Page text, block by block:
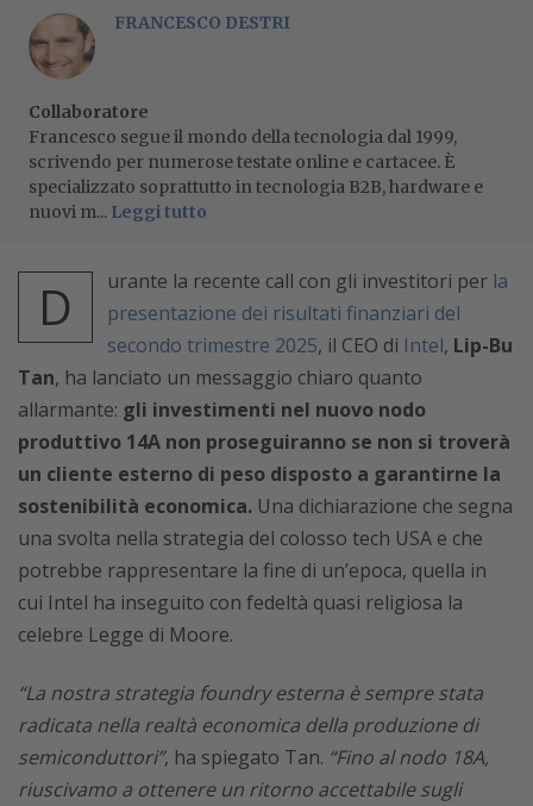
FRANCESCO DESTRI
Collaboratore
Francesco segue il mondo della tecnologia dal 1999,
scrivendo per numerose testate online e cartacee. È
specializzato soprattutto in tecnologia B2B, hardware e
nuovi m... Leggi tutto
D urante la recente call con gli investitori per la
presentazione dei risultati finanziari del
secondo trimestre 2025, il CEO di Intel, Lip-Bu
Tan, ha lanciato un messaggio chiaro quanto
allarmante: gli investimenti nel nuovo nodo
produttivo 14A non proseguiranno se non si troverà
un cliente esterno di peso disposto a garantirne la
sostenibilità economica. Una dichiarazione che segna
una svolta nella strategia del colosso tech USA e che
potrebbe rappresentare la fine di un’epoca, quella in
cui Intel ha inseguito con fedeltà quasi religiosa la
celebre Legge di Moore.
“La nostra strategia foundry esterna è sempre stata
radicata nella realtà economica della produzione di
semiconduttori”, ha spiegato Tan. “Fino al nodo 18A,
riuscivamo a ottenere un ritorno accettabile sugli